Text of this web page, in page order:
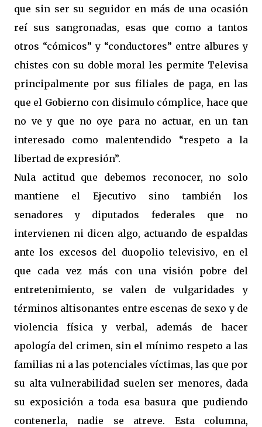
que sin ser su seguidor en más de una ocasión
reí sus sangronadas, esas que como a tantos
otros “cómicos” y “conductores” entre albures y
chistes con su doble moral les permite Televisa
principalmente por sus filiales de paga, en las
que el Gobierno con disimulo cómplice, hace que
no ve y que no oye para no actuar, en un tan
interesado como malentendido “respeto a la
libertad de expresión”.
Nula actitud que debemos reconocer, no solo
mantiene el Ejecutivo sino también los
senadores y diputados federales que no
intervienen ni dicen algo, actuando de espaldas
ante los excesos del duopolio televisivo, en el
que cada vez más con una visión pobre del
entretenimiento, se valen de vulgaridades y
términos altisonantes entre escenas de sexo y de
violencia física y verbal, además de hacer
apología del crimen, sin el mínimo respeto a las
familias ni a las potenciales víctimas, las que por
su alta vulnerabilidad suelen ser menores, dada
su exposición a toda esa basura que pudiendo
contenerla, nadie se atreve. Esta columna,